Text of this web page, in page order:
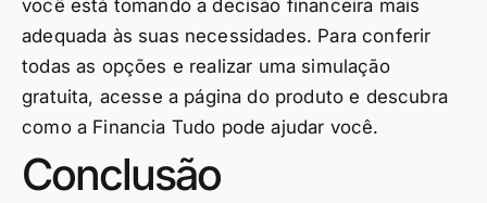
você está tomando a decisão financeira mais
adequada às suas necessidades. Para conferir
todas as opções e realizar uma simulação
gratuita, acesse a página do produto e descubra
como a Financia Tudo pode ajudar você.
Conclusão